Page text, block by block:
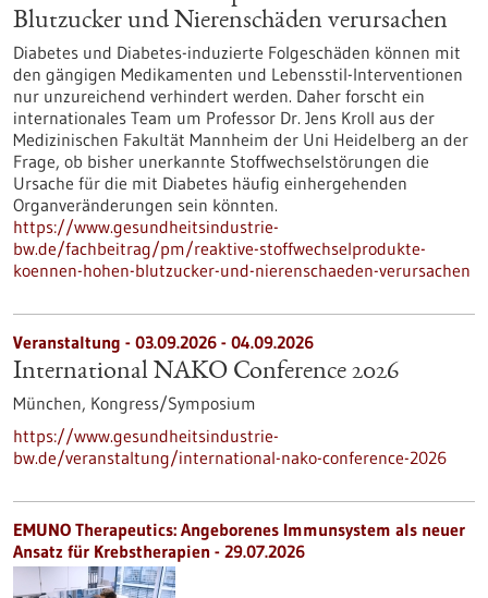
Blutzucker und Nierenschäden verursachen
Diabetes und Diabetes-induzierte Folgeschäden können mit
den gängigen Medikamenten und Lebensstil-Interventionen
nur unzureichend verhindert werden. Daher forscht ein
internationales Team um Professor Dr. Jens Kroll aus der
Medizinischen Fakultät Mannheim der Uni Heidelberg an der
Frage, ob bisher unerkannte Stoffwechselstörungen die
Ursache für die mit Diabetes häufig einhergehenden
Organveränderungen sein könnten.
https://www.gesundheitsindustrie-
bw.de/fachbeitrag/pm/reaktive-stoffwechselprodukte-
koennen-hohen-blutzucker-und-nierenschaeden-verursachen
Veranstaltung - 03.09.2026 - 04.09.2026
International NAKO Conference 2026
München, Kongress/Symposium
https://www.gesundheitsindustrie-
bw.de/veranstaltung/international-nako-conference-2026
EMUNO Therapeutics: Angeborenes Immunsystem als neuer
Ansatz für Krebstherapien - 29.07.2026